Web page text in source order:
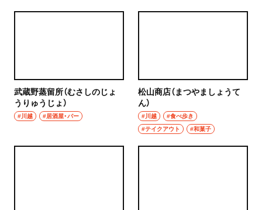
武蔵野蒸留所（むさしのじょ
うりゅうじょ）
#川越 #居酒屋・バー
松山商店（まつやましょうて
ん）
#川越
#食べ歩き
#テイクアウト
#和菓子